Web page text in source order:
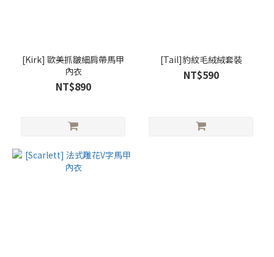
[Kirk] 歐美抓皺細肩帶馬甲
內衣
NT$890
[Tail]豹紋毛絨絨套裝
NT$590